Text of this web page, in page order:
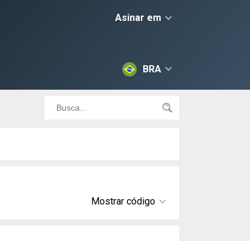
Asinar em
BRA
Mostrar código